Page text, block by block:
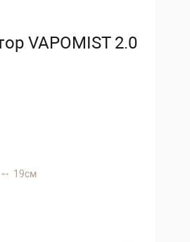
VAPOMIST 2.0
19 см